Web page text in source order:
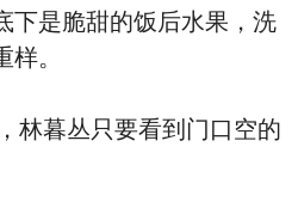
下是脆甜的饭后水果，洗
。
林暮丛只要看到门口空的